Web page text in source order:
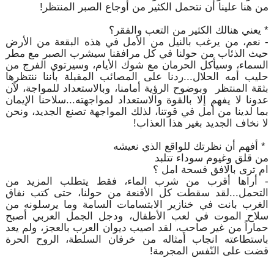
من هنا علينا أن نتحمل الكثير من أوجاع الصبر المنتظر!
* يعني هنالك الكثير من التعب والفقر؟
- نعم، من يرغب بالنيل من الأمل في هذه البقعة من الأرض
حيث الذئاب من حولنا في كل مرافقنا سيشرب الصبر مع مطر
السماء، وسيأكل الحرمان مع شوك الأيام، وسيرتوي الفرج من
حليب أمه الحلال...ردنا على المصائب المقبلة بأننا ننتظرها
بثقة المنتظر وبوضوح الرؤية أمامنا، وبالاستعداد للمواجة، لآن
عدونا لا يفهم إلا بالقوة والاستعداد لمواجهته...سلاحنا الإيمان
بما لدينا من أمل في قوتنا، لذلك المواجهة تصنع الجديد، ونحن
لا نخاف الجديد بغير هذا العذاب!
* أفهم أن نظرتك للواقع الذي نعيشه
من قلق وغيوم سوداء تتلبد
ام ترى بالافق فسحة امل ؟
- أراها أقرب من شرب الماء، فقط يتطلب المزيد من
التحمل...لقد سقطت كل الأقنعة من حولنا، حتى كتب نفاق
الغرب بانت في خنازير الابتسامات السامة وما يرسلونه من
سلاح الموت في لعب الأطفال، ودجل الجمل العربي أصبح
حماراً من غير صاحب، لقد اصيب ديوان العرب بالعجز، ولم يعد
باستطاعته انجاب أمثاله من خرفان السلطة، الروح الحرة
قضت على النّفس المجرمة!